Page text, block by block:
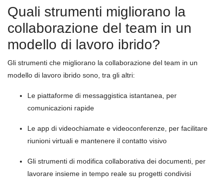
Quali strumenti migliorano la
collaborazione del team in un
modello di lavoro ibrido?
Gli strumenti che migliorano la collaborazione del team in un
modello di lavoro ibrido sono, tra gli altri:
Le piattaforme di messaggistica istantanea, per
comunicazioni rapide
Le app di videochiamate e videoconferenze, per facilitare
riunioni virtuali e mantenere il contatto visivo
Gli strumenti di modifica collaborativa dei documenti, per
lavorare insieme in tempo reale su progetti condivisi